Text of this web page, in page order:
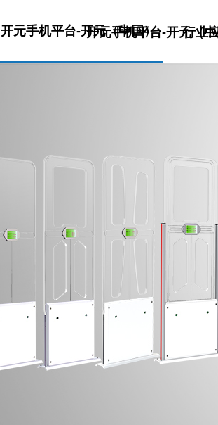
开元手机平台-开元（中国）
开元手机平台-开元（中
行业